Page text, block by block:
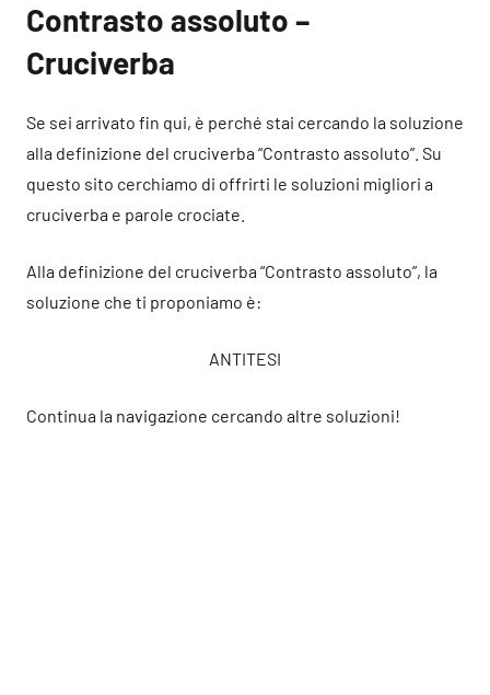
Contrasto assoluto –
Cruciverba
Se sei arrivato fin qui, è perché stai cercando la soluzione
alla definizione del cruciverba “Contrasto assoluto”. Su
questo sito cerchiamo di offrirti le soluzioni migliori a
cruciverba e parole crociate.
Alla definizione del cruciverba “Contrasto assoluto”, la
soluzione che ti proponiamo è:
ANTITESI
Continua la navigazione cercando altre soluzioni!